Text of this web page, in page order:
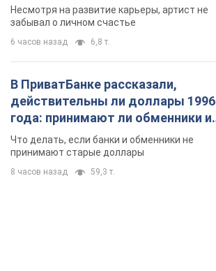
Несмотря на развитие карьеры, артист не
забывал о личном счастье
6 часов назад 6,8 т.
В ПриватБанке рассказали,
действительны ли доллары 1996
года: принимают ли обменники и
банки такие купюры
Что делать, если банки и обменники не
принимают старые доллары
8 часов назад 59,3 т.